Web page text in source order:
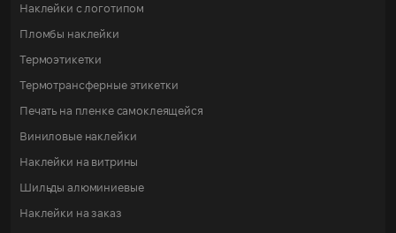
Наклейки с логотипом
Пломбы наклейки
Термоэтикетки
Термотрансферные этикетки
Печать на пленке самоклеящейся
Виниловые наклейки
Наклейки на витрины
Шильды алюминиевые
Наклейки на заказ